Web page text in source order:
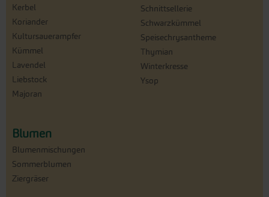
Kerbel
Koriander
Kultursauerampfer
Kümmel
Lavendel
Liebstock
Majoran
Schnittsellerie
Schwarzkümmel
Speisechrysantheme
Thymian
Winterkresse
Ysop
Blumen
Blumenmischungen
Sommerblumen
Ziergräser